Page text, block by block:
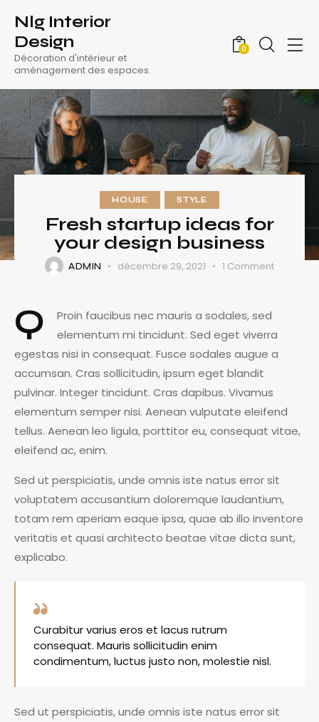
Nlg Interior
Design
Décoration d'intérieur et
aménagement des espaces.
0
HOUSE STYLE
Fresh startup ideas for
your design business
ADMIN décembre 29, 2021 1 Comment
Q
Proin faucibus nec mauris a sodales, sed
elementum mi tincidunt. Sed eget viverra
egestas nisi in consequat. Fusce sodales augue a
accumsan. Cras sollicitudin, ipsum eget blandit
pulvinar. Integer tincidunt. Cras dapibus. Vivamus
elementum semper nisi. Aenean vulputate eleifend
tellus. Aenean leo ligula, porttitor eu, consequat vitae,
eleifend ac, enim.
Sed ut perspiciatis, unde omnis iste natus error sit
voluptatem accusantium doloremque laudantium,
totam rem aperiam eaque ipsa, quae ab illo inventore
veritatis et quasi architecto beatae vitae dicta sunt,
explicabo.
Curabitur varius eros et lacus rutrum
consequat. Mauris sollicitudin enim
condimentum, luctus justo non, molestie nisl.
Sed ut perspiciatis, unde omnis iste natus error sit